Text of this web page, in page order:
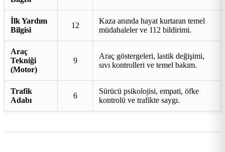
İlk Yardım
Bilgisi
12
Kaza anında hayat kurtaran temel
müdahaleler ve 112 bildirimi.
Araç
Tekniği
(Motor)
9
Araç göstergeleri, lastik değişimi,
sıvı kontrolleri ve temel bakım.
Trafik
Adabı
6
Sürücü psikolojisi, empati, öfke
kontrolü ve trafikte saygı.